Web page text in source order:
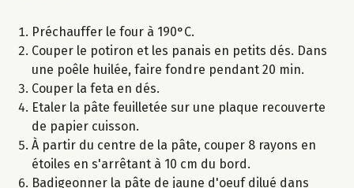
Préchauffer le four à 190°C.
Couper le potiron et les panais en petits dés. Dans
une poêle huilée, faire fondre pendant 20 min.
Couper la feta en dés.
Etaler la pâte feuilletée sur une plaque recouverte
de papier cuisson.
À partir du centre de la pâte, couper 8 rayons en
étoiles en s'arrêtant à 10 cm du bord.
Badigeonner la pâte de jaune d'oeuf dilué dans